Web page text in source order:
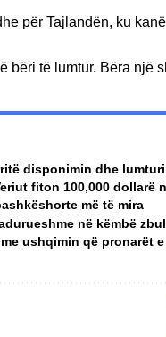
për Tajlandën, ku
bëri të lumtur. Bëra një
disponimin dhe
fiton 100,000 dollarë
më të mira
në këmbë
ushqimin që pronarët